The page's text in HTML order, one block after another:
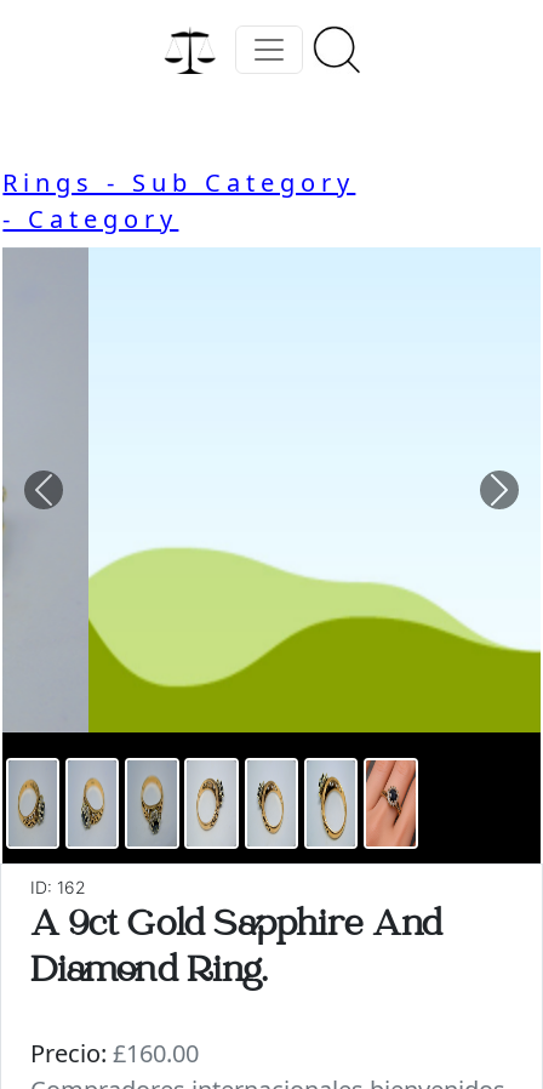
Rings - Sub Category
- Category
Previous
ID: 162
A 9ct Gold Sapphire And
Diamond Ring.
Precio: £160.00